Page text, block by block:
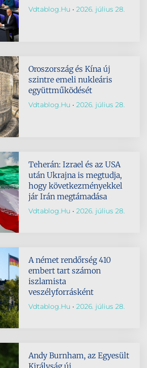
Vdtablog.hu 2026. július 28.
Oroszország és Kína új
szintre emeli nukleáris
együttműködését
Vdtablog.hu 2026. július 28.
Teherán: Izrael és az USA
után Ukrajna is megtudja,
hogy következményekkel
jár Irán megtámadása
Vdtablog.hu 2026. július 28.
A német rendőrség 410
embert tart számon
iszlamista
veszélyforrásként
Vdtablog.hu 2026. július 28.
Andy Burnham, az Egyesült